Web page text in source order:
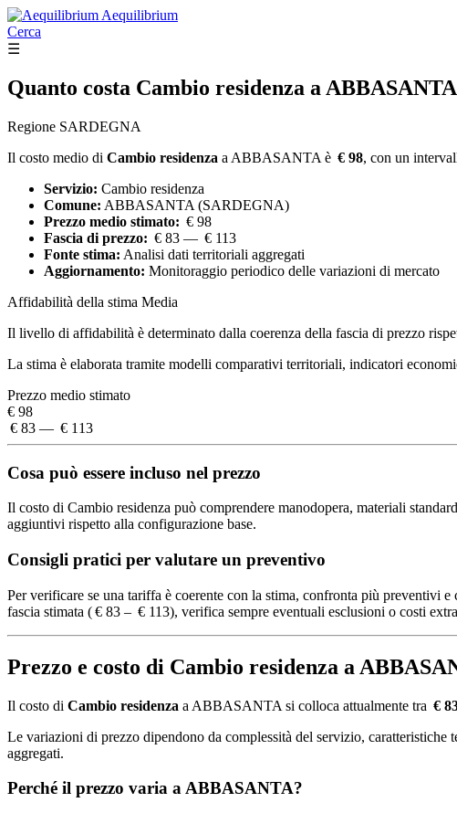
Aequilibrium
Cerca
☰
Quanto costa Cambio residenza a
Regione SARDEGNA
Il costo medio di Cambio residenza a ABBASANTA è € 98, con un
Servizio: Cambio residenza
Comune: ABBASANTA (SARDEGNA)
Prezzo medio stimato: € 98
Fascia di prezzo: € 83 — € 113
Fonte stima: Analisi dati territoriali aggregati
Aggiornamento: Monitoraggio periodico delle variazioni di mercato
Affidabilità della stima Media
Il livello di affidabilità è determinato dalla coerenza della fascia di prezzo
La stima è elaborata tramite modelli comparativi territoriali, indicatori
Prezzo medio stimato
€ 98
€ 83 — € 113
Cosa può essere incluso nel prezzo
Il costo di Cambio residenza può comprendere manodopera, materiali
aggiuntivi rispetto alla configurazione base.
Consigli pratici per valutare un preventivo
Per verificare se una tariffa è coerente con la stima, confronta più preventivi
fascia stimata ( € 83 – € 113), verifica sempre eventuali esclusioni o costi
Prezzo e costo di Cambio residenza a
Il costo di Cambio residenza a ABBASANTA si colloca attualmente tra €
Le variazioni di prezzo dipendono da complessità del servizio,
aggregati.
Perché il prezzo varia a ABBASANTA?